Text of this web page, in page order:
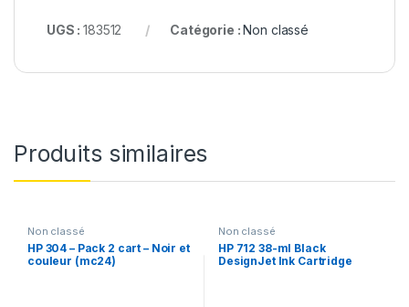
UGS :183512 Catégorie :Non classé
Produits similaires
Non classé
HP 304 – Pack 2 cart – Noir et
couleur (mc24)
Non classé
HP 712 38-ml Black
DesignJet Ink Cartridge